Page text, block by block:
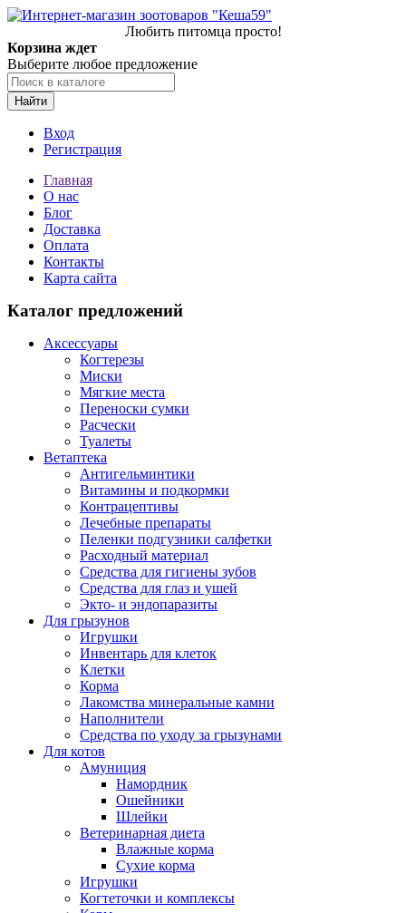
Любить питомца просто!
Корзина ждет
Выберите любое предложение
Найти
Вход
Регистрация
Главная
О нас
Блог
Доставка
Оплата
Контакты
Карта сайта
Каталог предложений
Аксессуары
Когтерезы
Миски
Мягкие места
Переноски сумки
Расчески
Туалеты
Ветаптека
Антигельминтики
Витамины и подкормки
Контрацептивы
Лечебные препараты
Пеленки подгузники салфетки
Расходный материал
Средства для гигиены зубов
Средства для глаз и ушей
Экто- и эндопаразиты
Для грызунов
Игрушки
Инвентарь для клеток
Клетки
Корма
Лакомства минеральные камни
Наполнители
Средства по уходу за грызунами
Для котов
Амуниция
Намордник
Ошейники
Шлейки
Ветеринарная диета
Влажные корма
Сухие корма
Игрушки
Когтеточки и комплексы